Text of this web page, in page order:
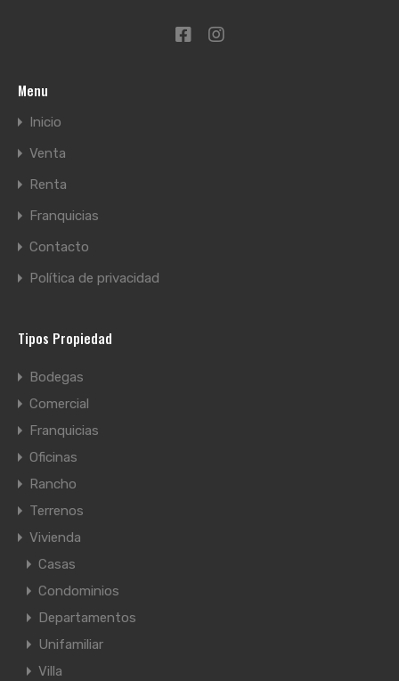
Menu
Inicio
Venta
Renta
Franquicias
Contacto
Política de privacidad
Tipos Propiedad
Bodegas
Comercial
Franquicias
Oficinas
Rancho
Terrenos
Vivienda
Casas
Condominios
Departamentos
Unifamiliar
Villa